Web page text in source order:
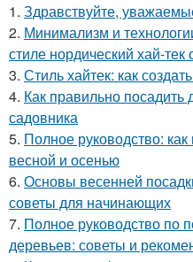
1. Здравствуйте,
2. Минимализм и
стиле нордический хай-
3. Стиль хайтек: как
4. Как правильно
садовника
5. Полное руководство:
весной и осенью
6. Основы весенней
советы для начинающих
7. Полное руководство по
деревьев: советы и